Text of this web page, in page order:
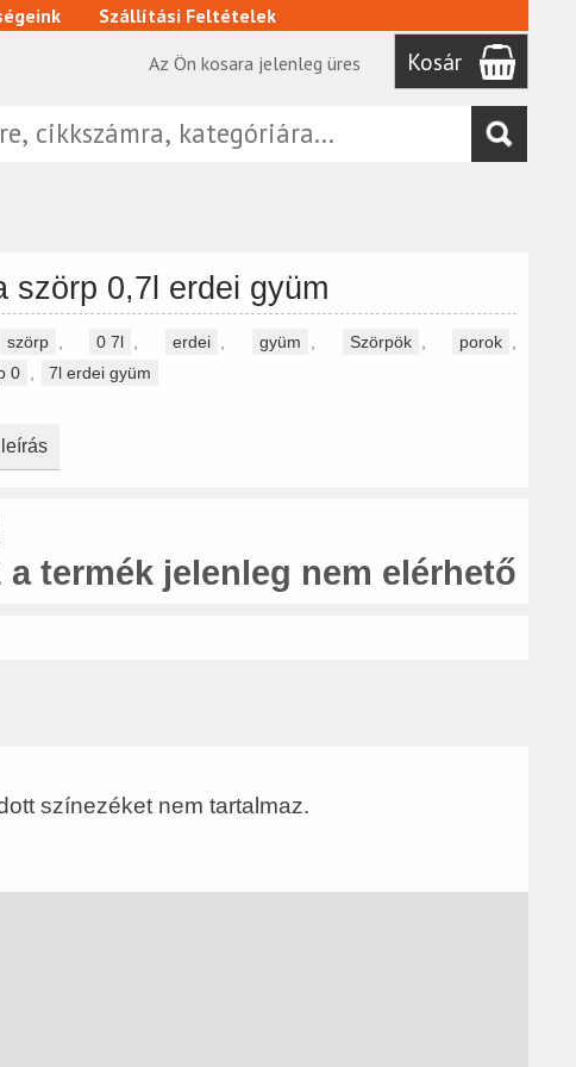
Szállítási Feltételek
Az Ön kosara jelenleg üres
Kosár
szörp 0,7l erdei gyüm
szörp 0 7l erdei gyüm Szörpök porok
0
7l erdei gyüm
a termék jelenleg nem elérhető
színezéket nem tartalmaz.